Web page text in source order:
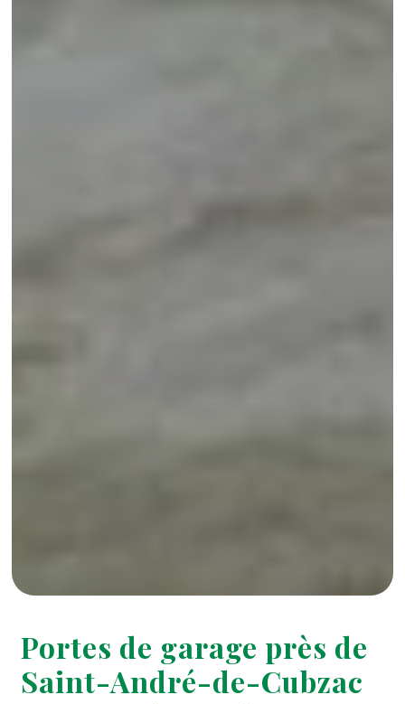
Portes de garage près de
Saint-André-de-Cubzac